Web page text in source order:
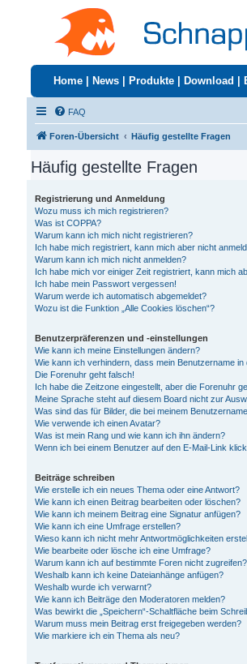
Home News Produkte Download
FAQ
Foren-Übersicht Häufig gestellte Fragen
Häufig gestellte Fragen
Registrierung und Anmeldung
Wozu muss ich mich registrieren?
Was ist COPPA?
Warum kann ich mich nicht registrieren?
Ich habe mich registriert, kann mich aber nicht
Warum kann ich mich nicht anmelden?
Ich habe mich vor einiger Zeit registriert, kann mich
Ich habe mein Passwort vergessen!
Warum werde ich automatisch abgemeldet?
Wozu ist die Funktion „Alle Cookies löschen“?
Benutzerpräferenzen und -einstellungen
Wie kann ich meine Einstellungen ändern?
Wie kann ich verhindern, dass mein Benutzername
Die Forenuhr geht falsch!
Ich habe die Zeitzone eingestellt, aber die Forenuhr
Meine Sprache steht auf diesem Board nicht zur
Was sind das für Bilder, die bei meinem
Wie verwende ich einen Avatar?
Was ist mein Rang und wie kann ich ihn ändern?
Wenn ich bei einem Benutzer auf den E-Mail-Link
Beiträge schreiben
Wie erstelle ich ein neues Thema oder eine Antwort?
Wie kann ich einen Beitrag bearbeiten oder löschen?
Wie kann ich meinem Beitrag eine Signatur anfügen?
Wie kann ich eine Umfrage erstellen?
Wieso kann ich nicht mehr Antwortmöglichkeiten
Wie bearbeite oder lösche ich eine Umfrage?
Warum kann ich auf bestimmte Foren nicht zugreifen?
Weshalb kann ich keine Dateianhänge anfügen?
Weshalb wurde ich verwarnt?
Wie kann ich Beiträge den Moderatoren melden?
Was bewirkt die „Speichern“-Schaltfläche beim
Warum muss mein Beitrag erst freigegeben werden?
Wie markiere ich ein Thema als neu?